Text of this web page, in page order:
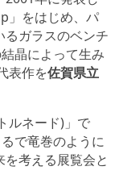
」をはじめ、パ
るガラスのベンチ
晶によって生み
表作を佐賀県立
ルネード)」で
で竜巻のように
考える展覧会と